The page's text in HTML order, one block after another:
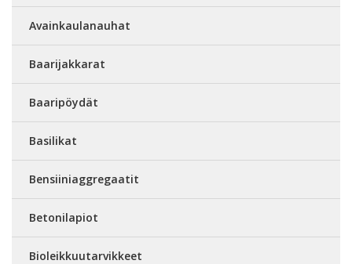
Avainkaulanauhat
Baarijakkarat
Baaripöydät
Basilikat
Bensiiniaggregaatit
Betonilapiot
Bioleikkuutarvikkeet